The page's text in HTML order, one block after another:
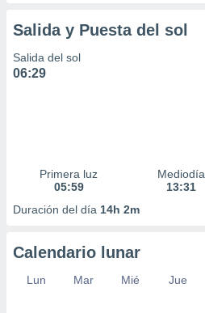
Salida y Puesta del sol
Salida del sol
06:29
Primera luz
05:59
Mediodía
13:31
Duración del día 14h 2m
Calendario lunar
Lun Mar Mié Jue